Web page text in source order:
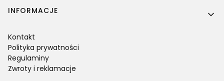
Linki w stopce
INFORMACJE
Kontakt
Polityka prywatności
Regulaminy
Zwroty i reklamacje